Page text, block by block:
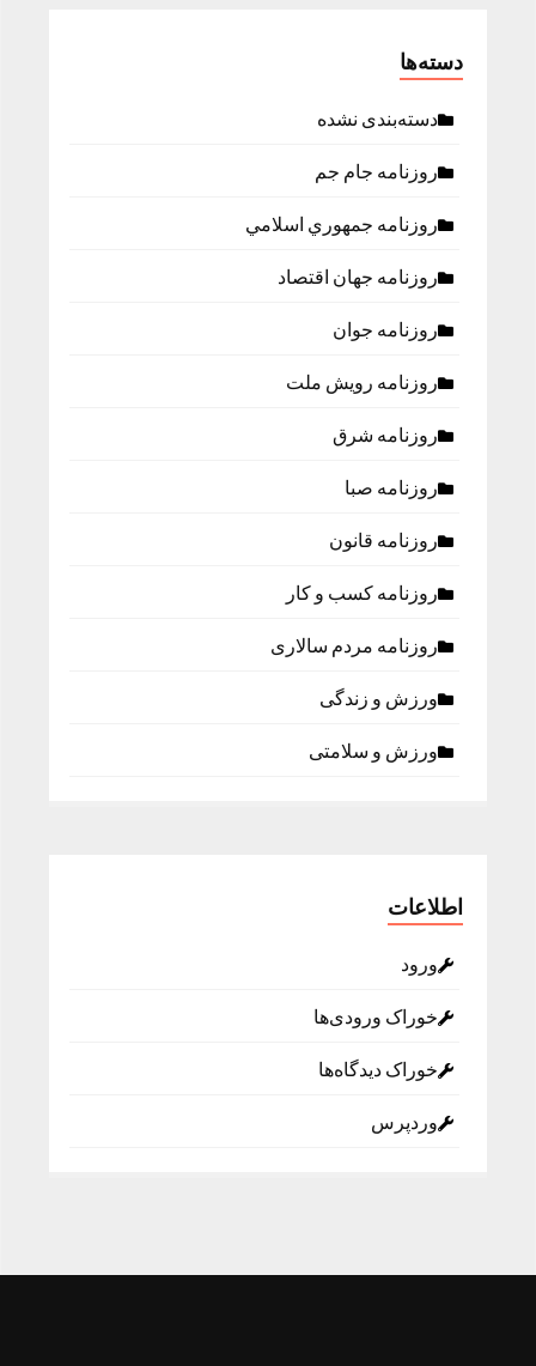
دسته‌ها
دسته‌بندی نشده
روزنامه جام جم
روزنامه جمهوري اسلامي
روزنامه جهان اقتصاد
روزنامه جوان
روزنامه رویش ملت
روزنامه شرق
روزنامه صبا
روزنامه قانون
روزنامه كسب و كار
روزنامه مردم سالاری
ورزش و زندگی
ورزش و سلامتی
اطلاعات
ورود
خوراک ورودی‌ها
خوراک دیدگاه‌ها
وردپرس